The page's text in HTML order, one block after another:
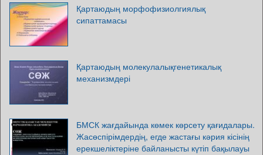
Қартаюдың морфофизиолгиялық
сипаттамасы
Қартаюдың молекулалықгенетикалық
механизмдері
БМСК жағдайында көмек көрсету қағидалары.
Жасөспірімдердің, егде жастағы кәрия кісінің
ерекшеліктеріне байланысты күтіп бақылауы